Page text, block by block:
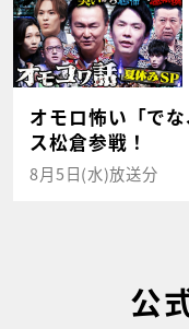
オモロ怖い「で
ス松倉参戦！
8月5日(水)放送分
公